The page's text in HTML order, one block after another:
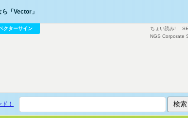
ちょい読み!
NGS Corporate
「Vector」
クターサイン
！